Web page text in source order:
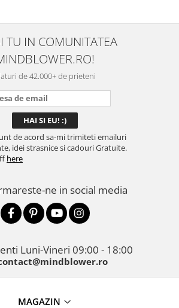
este sigură, fără scurgeri. O
folosesc aproape zilnic la
serviciu și sunt foarte
mulțumită.
TU IN COMUNITATEA
de 42.000+ de prieteni
de acord sa-mi trimiteti emailuri
idei strasnice si cadouri Gratuite.
here
ne in social media
Luni-Vineri 09:00 - 18:00
MAGAZIN